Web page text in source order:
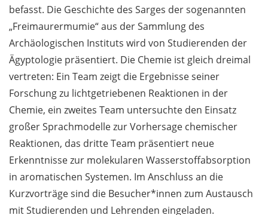
„Forschungsorientiertes
Lehren und Lernen“
(FoLL): öffentliche
Ergebnispräsentation
am 15. Mai 2025
Preisverleihung des
Gründungswettbewerbs
Lift-off 2025 / Award
Ceremony of the Start-
up Competition Lift-off
2025
Geschlechtliche Vielfalt
und Selbstbestimmung:
befasst. Die Geschichte des Sarges der sogenannten
„Freimaurermumie“ aus der Sammlung des
Archäologischen Instituts wird von Studierenden der
Ägyptologie präsentiert. Die Chemie ist gleich dreimal
vertreten: Ein Team zeigt die Ergebnisse seiner
Forschung zu lichtgetriebenen Reaktionen in der
Chemie, ein zweites Team untersuchte den Einsatz
großer Sprachmodelle zur Vorhersage chemischer
Reaktionen, das dritte Team präsentiert neue
Erkenntnisse zur molekularen Wasserstoffabsorption
in aromatischen Systemen. Im Anschluss an die
Kurzvorträge sind die Besucher*innen zum Austausch
mit Studierenden und Lehrenden eingeladen.